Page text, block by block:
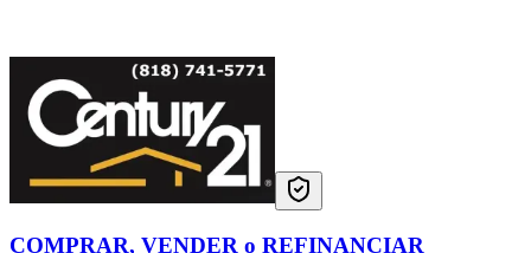
COMPRAR, VENDER o REFINANCIAR